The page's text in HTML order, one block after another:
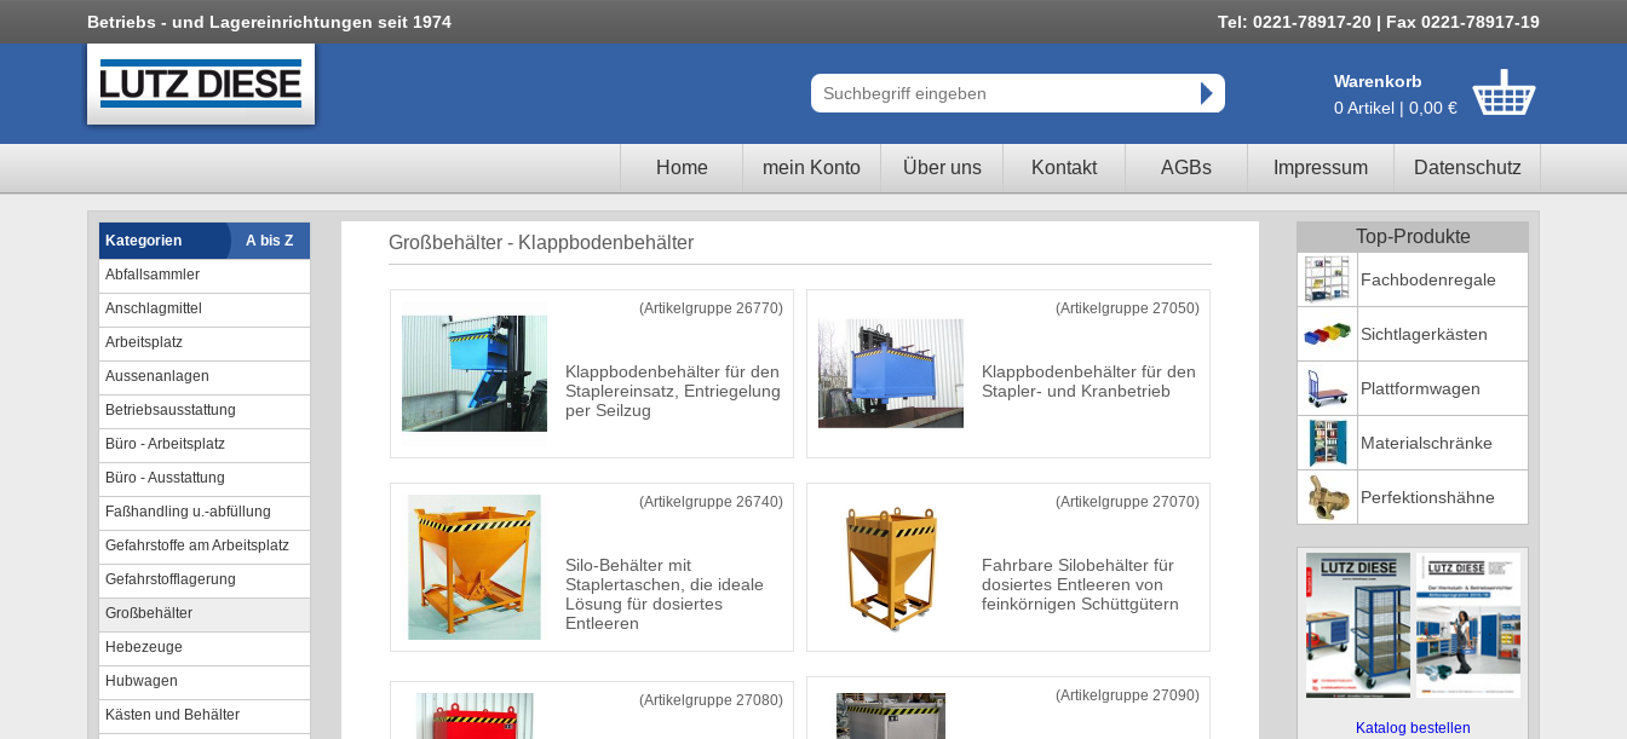
Betriebs - und Lagereinrichtungen seit 1974 Tel: 0221-78917-20 | Fax 0221-78917-19
Warenkorb
0 Artikel | 0,00 €
Home mein Konto Über uns Kontakt AGBs Impressum Datenschutz
Kategorien
A bis Z
Abfallsammler
Anschlagmittel
Arbeitsplatz
Aussenanlagen
Betriebsausstattung
Büro - Arbeitsplatz
Büro - Ausstattung
Faßhandling u.-abfüllung
Gefahrstoffe am Arbeitsplatz
Gefahrstofflagerung
Großbehälter
Hebezeuge
Hubwagen
Kästen und Behälter
Großbehälter - Klappbodenbehälter
(Artikelgruppe 26770)
Klappbodenbehälter für den
Staplereinsatz, Entriegelung
per Seilzug
(Artikelgruppe 27050)
Klappbodenbehälter für den
Stapler- und Kranbetrieb
(Artikelgruppe 26740)
Silo-Behälter mit
Staplertaschen, die ideale
Lösung für dosiertes
Entleeren
(Artikelgruppe 27070)
Fahrbare Silobehälter für
dosiertes Entleeren von
feinkörnigen Schüttgütern
(Artikelgruppe 27080) (Artikelgruppe 27090)
Top-Produkte
Fachbodenregale
Sichtlagerkästen
Plattformwagen
Materialschränke
Perfektionshähne
Katalog bestellen